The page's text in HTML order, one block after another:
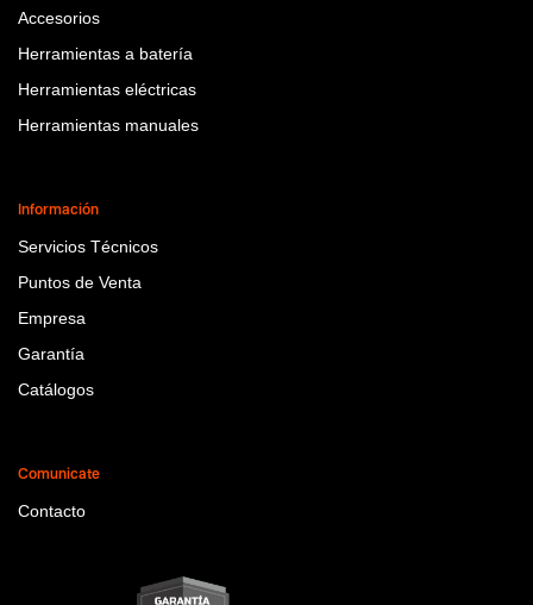
Accesorios
Herramientas a batería
Herramientas eléctricas
Herramientas manuales
Información
Servicios Técnicos
Puntos de Venta
Empresa
Garantía
Catálogos
Comunicate
Contacto